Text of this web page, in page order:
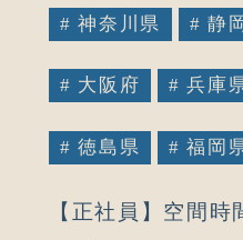
# 神奈川県 # 静
# 大阪府 # 兵庫
# 徳島県 # 福岡
【正社員】空間